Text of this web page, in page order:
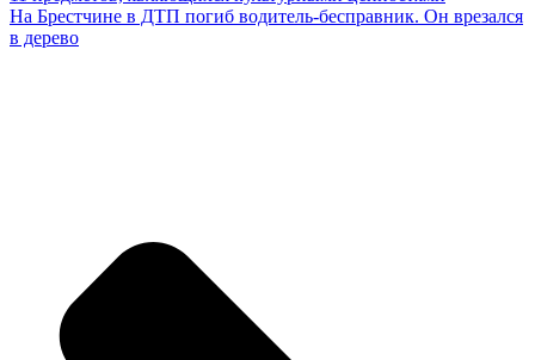
На Брестчине в ДТП погиб водитель-бесправник. Он врезался
в дерево